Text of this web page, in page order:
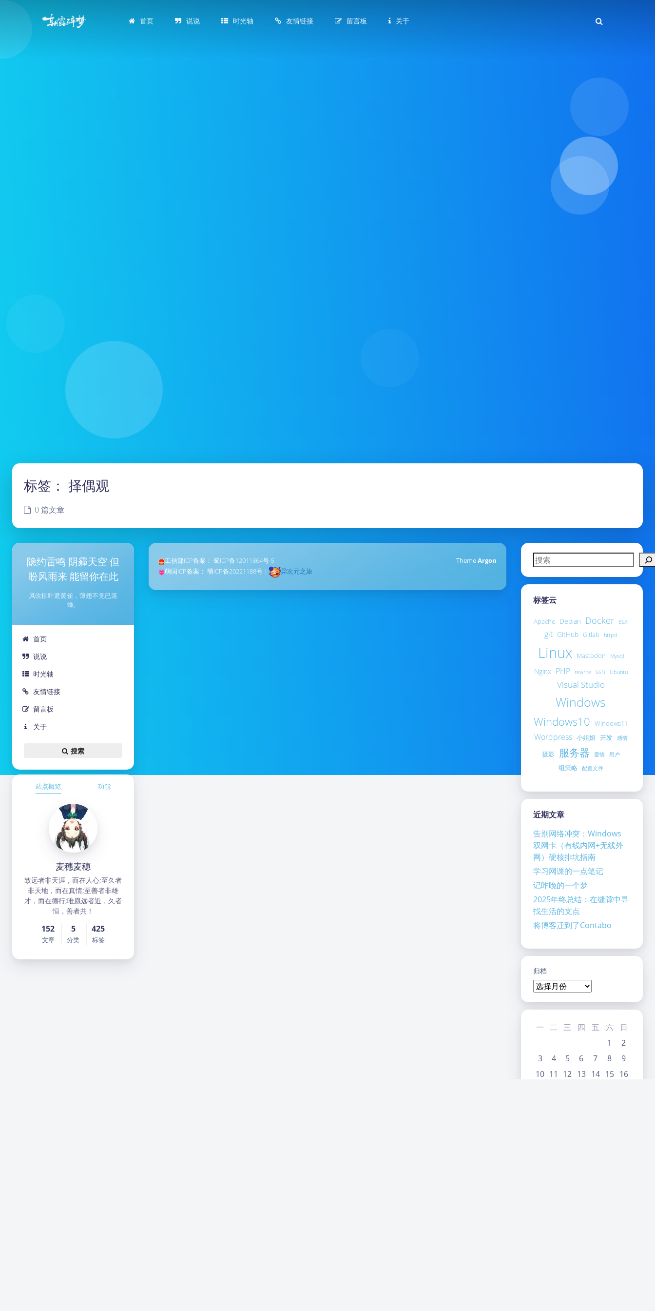
首页 说说 时光轴 友情链接 留言板 关于
浅阴影 深阴影
日落 暗化 灰度
标签： 择偶观
0 篇文章
隐约雷鸣 阴霾天空 但
盼风雨来 能留你在此
风吹柳叶遮黄雀，薄翅不觉已落
蝉。
首页
说说
时光轴
友情链接
留言板
关于
搜索
站点概览 功能
麦穗麦穗
致远者非天涯，而在人心;至久者
非天地，而在真情;至善者非雄
才，而在德行;唯愿远者近，久者
恒，善者共！
152
文章
5
分类
425
标签
搜索
标签云
Apache Debian Docker ESXi
git GitHub Gitlab httpd
Linux Mastodon Mysql
Nginx PHP rewrite ssh Ubuntu
Visual Studio
Windows
Windows10 Windows11
Wordpress 小姐姐 开发 感情
摄影 服务器 爱情 用户
组策略 配置文件
近期文章
告别网络冲突：Windows
双网卡（有线内网+无线外
网）硬核排坑指南
学习网课的一点笔记
记昨晚的一个梦
2025年终总结：在缝隙中寻
找生活的支点
将博客迁到了Contabo
归档
一 二 三 四 五 六
日
1
2
3
4 5 6 7 8
9
10 11 12 13 14 15 16
工信部ICP备案： 蜀ICP备12011864号-5
萌国ICP备案： 萌ICP备20221188号 | 异次元之旅
ThemeArgon